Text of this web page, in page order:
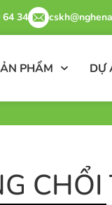
64 34
PHẨM DỰ
CHỔI